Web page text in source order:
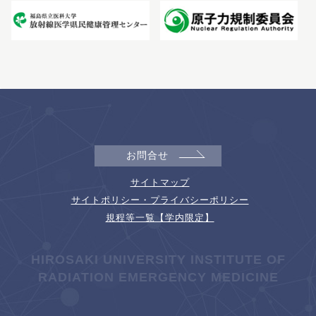
お問合せ
サイトマップ
サイトポリシー・プライバシーポリシー
規程等一覧【学内限定】
HIROSAKI UNIVERSITY INSTITUTE OF
RADIATION EMERGENCY MEDICINE